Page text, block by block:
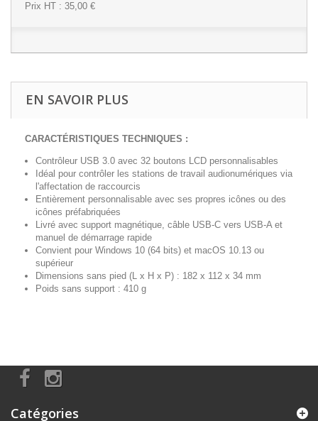
Prix HT : 35,00 €
EN SAVOIR PLUS
CARACTÉRISTIQUES TECHNIQUES :
Contrôleur USB 3.0 avec 32 boutons LCD personnalisables
Idéal pour contrôler les stations de travail audionumériques via
l'affectation de raccourcis
Entièrement personnalisable avec ses propres icônes ou des
icônes préfabriquées
Livré avec support magnétique, câble USB-C vers USB-A et
manuel de démarrage rapide
Convient pour Windows 10 (64 bits) et macOS 10.13 ou
supérieur
Dimensions sans pied (L x H x P) : 182 x 112 x 34 mm
Poids sans support : 410 g
Catégories